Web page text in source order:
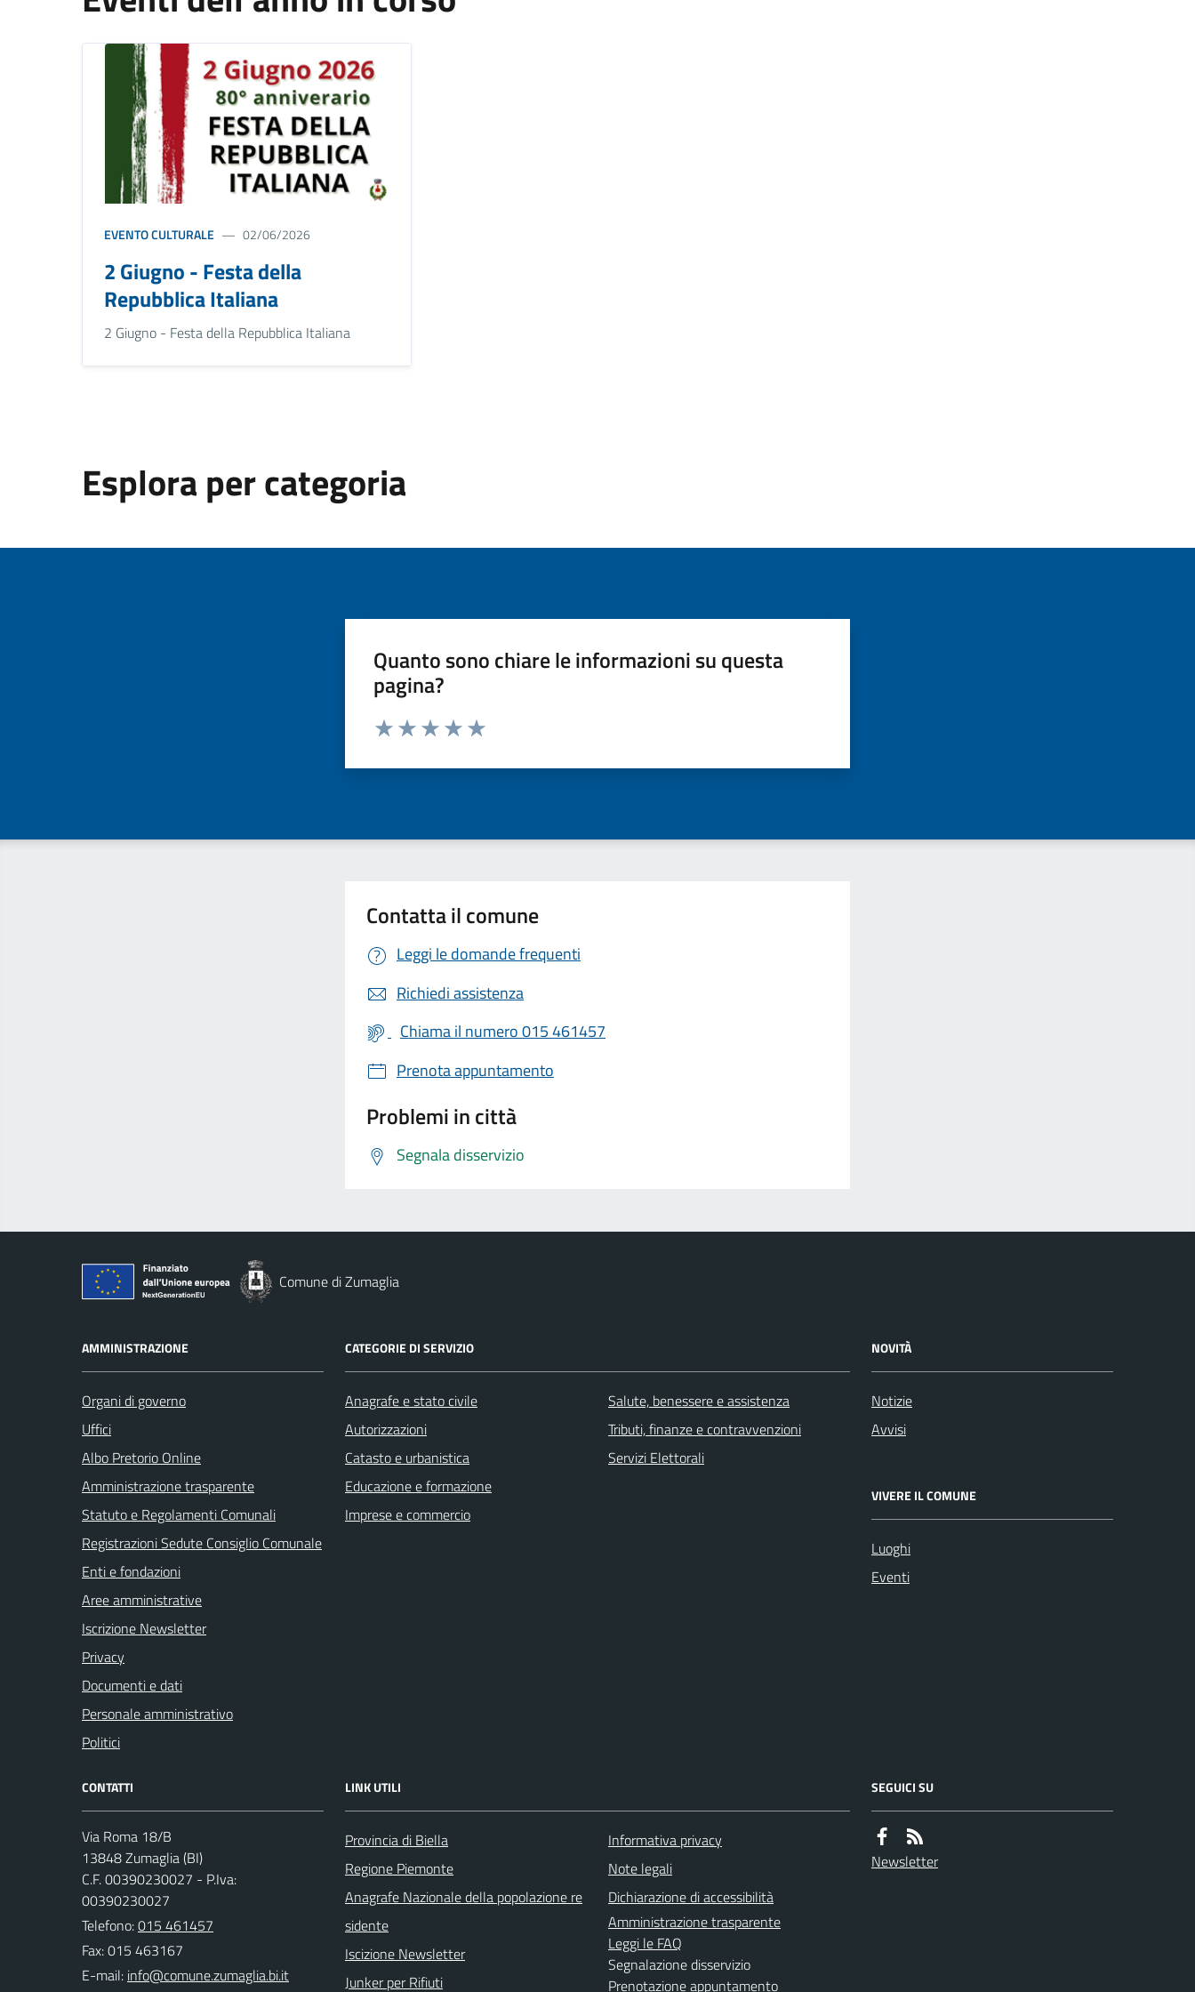
EVENTO CULTURALE 02/06/2026
2 Giugno - Festa della
Repubblica Italiana
2 Giugno - Festa della Repubblica Italiana
Esplora per categoria
Quanto sono chiare le informazioni su questa
pagina?
Valuta da 1 a 5 stelle la pagina
Contatta il comune
Leggi le domande frequenti
Richiedi assistenza
Chiama il numero 015 461457
Prenota appuntamento
Problemi in città
Segnala disservizio
Comune di Zumaglia
AMMINISTRAZIONE
Organi di governo
Uffici
Albo Pretorio Online
Amministrazione trasparente
Statuto e Regolamenti Comunali
Registrazioni Sedute Consiglio Comunale
Enti e fondazioni
Aree amministrative
Iscrizione Newsletter
Privacy
Documenti e dati
Personale amministrativo
Politici
CATEGORIE DI SERVIZIO
Anagrafe e stato civile
Autorizzazioni
Catasto e urbanistica
Educazione e formazione
Imprese e commercio
Salute, benessere e assistenza
Tributi, finanze e contravvenzioni
Servizi Elettorali
NOVITÀ
Notizie
Avvisi
VIVERE IL COMUNE
Luoghi
Eventi
CONTATTI
Via Roma 18/B
13848 Zumaglia (BI)
C.F. 00390230027 - P.Iva:
00390230027
Telefono:015 461457
Fax: 015 463167
E-mail:
LINK UTILI
Provincia di Biella
Regione Piemonte
Anagrafe Nazionale della popolazione re
sidente
Iscizione Newsletter
Junker per Rifiuti
Informativa privacy
Note legali
Dichiarazione di accessibilità
Amministrazione trasparente
Leggi le FAQ
Segnalazione disservizio
Prenotazione appuntamento
SEGUICI SU
Newsletter